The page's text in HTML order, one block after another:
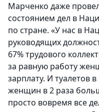
Марченко даже
состоянием дел в
по стране. «У нас в
руководящих
67% трудового
за равную работу
зарплату. И туалетов
женщин в 2 раза
просто вовремя все